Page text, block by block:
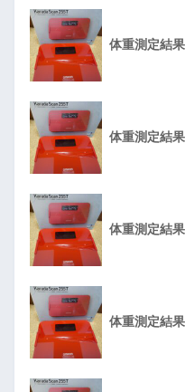
体重測定結
体重測定結
体重測定結
体重測定結